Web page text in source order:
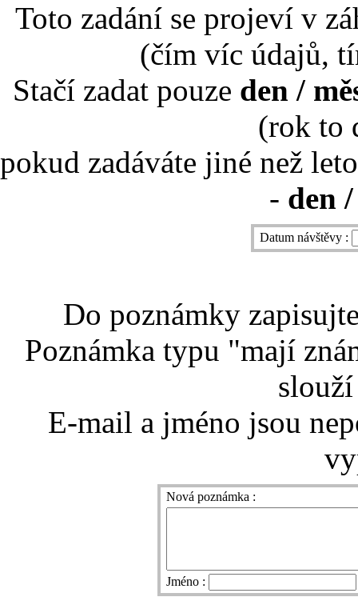
Toto zadání se projeví v
(čím víc údajů,
Stačí zadat pouze den /
(rok to
pokud zadáváte jiné než
- den
Datum návštěvy :
Do poznámky
Poznámka typu "mají
E-mail a jméno jsou
Nová poznámka :
Jméno :